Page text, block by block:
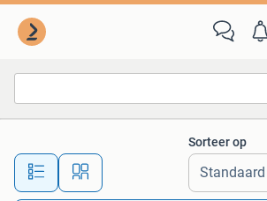
Alle afstanden…
Sorteer op